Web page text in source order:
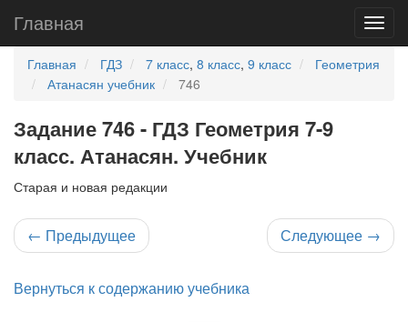
Главная
Главная ГДЗ 7 класс, 8 класс, 9 класс
Геометрия
Атанасян учебник
746
Задание 746 - ГДЗ Геометрия 7-9
класс. Атанасян. Учебник
Старая и новая редакции
← Предыдущее Следующее →
Вернуться к содержанию учебника